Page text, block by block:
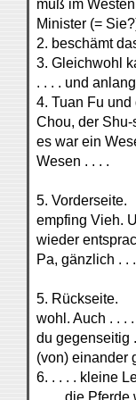
muß im
Minister (=
2. beschämt
3. Gleichwohl
. . . . und
4. Tuan Fu und
Chou, der Shu-
es war ein
Wesen . . . .
5. Vorderseite.
empfing Vieh.
wieder
Pa, gänzlich . .
5. Rückseite.
wohl. Auch . . . .
du gegenseitig
(von) einander
6. . . . . kleine
. . . . die